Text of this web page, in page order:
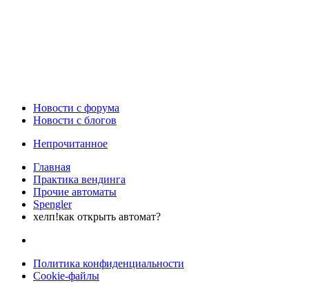
Новости c форума
Новости с блогов
Непрочитанное
Главная
Практика вендинга
Прочие автоматы
Spengler
хелп!как открыть автомат?
Политика конфиденциальности
Cookie-файлы